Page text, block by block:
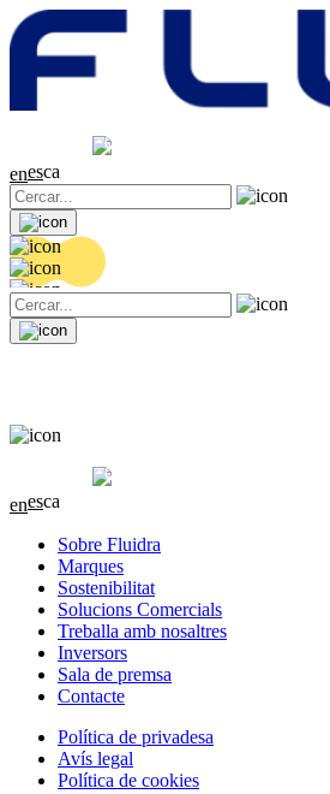
0.06 (+0.3%)
enesca
0.06 (+0.3%)
enesca
Sobre Fluidra
Marques
Sostenibilitat
Solucions Comercials
Treballa amb nosaltres
Inversors
Sala de premsa
Contacte
Política de privadesa
Avís legal
Política de cookies